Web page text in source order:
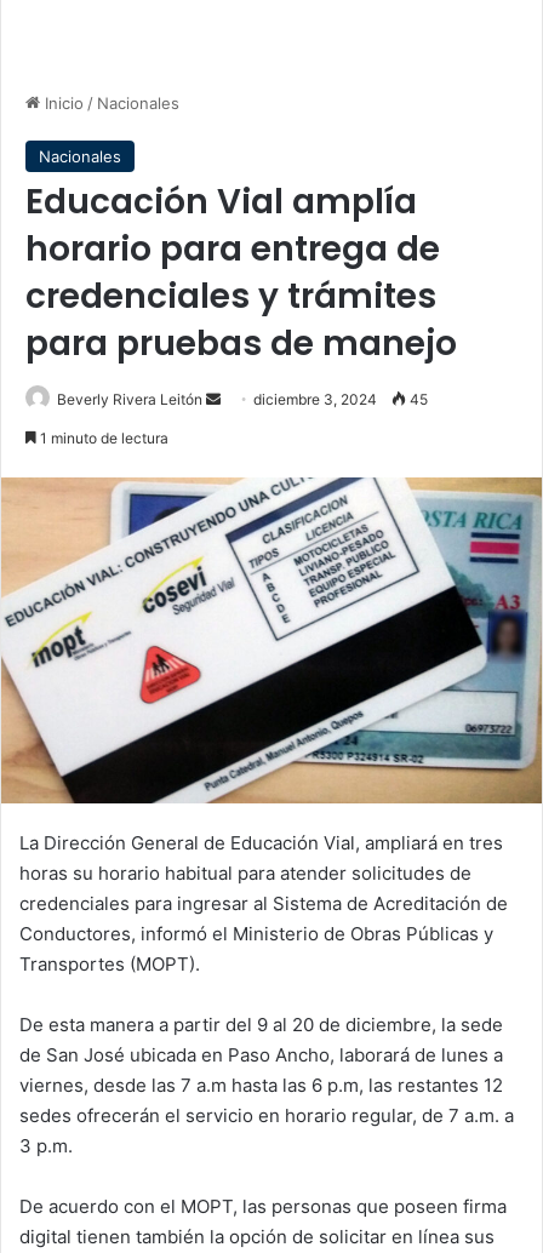
Inicio / Nacionales
Nacionales
Educación Vial amplía
horario para entrega de
credenciales y trámites
para pruebas de manejo
Beverly Rivera Leitón
Senddiciembre 3, 2024 45
1 minuto de lectura
La Dirección General de Educación Vial, ampliará en tres
horas su horario habitual para atender solicitudes de
credenciales para ingresar al Sistema de Acreditación de
Conductores, informó el Ministerio de Obras Públicas y
Transportes (MOPT).
De esta manera a partir del 9 al 20 de diciembre, la sede
de San José ubicada en Paso Ancho, laborará de lunes a
viernes, desde las 7 a.m hasta las 6 p.m, las restantes 12
sedes ofrecerán el servicio en horario regular, de 7 a.m. a
3 p.m.
De acuerdo con el MOPT, las personas que poseen firma
digital tienen también la opción de solicitar en línea sus